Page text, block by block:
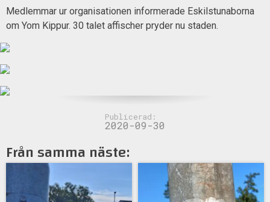
Medlemmar ur organisationen informerade Eskilstunaborna
om Yom Kippur. 30 talet affischer pryder nu staden.
Publicerad:
2020-09-30
Från samma näste: